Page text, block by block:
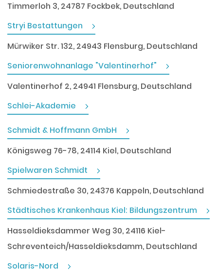
Timmerloh 3, 24787 Fockbek, Deutschland
Stryi Bestattungen
Mürwiker Str. 132, 24943 Flensburg, Deutschland
Seniorenwohnanlage "Valentinerhof"
Valentinerhof 2, 24941 Flensburg, Deutschland
Schlei-Akademie
Schmidt & Hoffmann GmbH
Königsweg 76-78, 24114 Kiel, Deutschland
Spielwaren Schmidt
Schmiedestraße 30, 24376 Kappeln, Deutschland
Städtisches Krankenhaus Kiel: Bildungszentrum
Hasseldieksdammer Weg 30, 24116 Kiel-
Schreventeich/Hasseldieksdamm, Deutschland
Solaris-Nord